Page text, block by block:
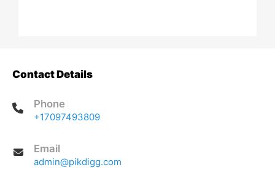
Contact Details
Phone
+17097493809
Email
admin@pikdigg.com